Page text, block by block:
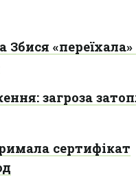
Збися
загроза
сертифікат